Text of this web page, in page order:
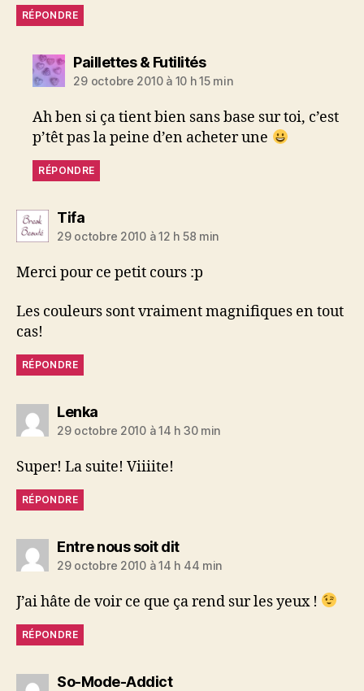
RÉPONDRE
Paillettes & Futilitésdit :
29 octobre 2010 à 10 h 15 min
Ah ben si ça tient bien sans base sur toi, c’est
p’têt pas la peine d’en acheter une
RÉPONDRE
Tifadit :
29 octobre 2010 à 12 h 58 min
Merci pour ce petit cours :p
Les couleurs sont vraiment magnifiques en tout
cas!
RÉPONDRE
Lenkadit :
29 octobre 2010 à 14 h 30 min
Super! La suite! Viiiite!
RÉPONDRE
Entre nous soit ditdit :
29 octobre 2010 à 14 h 44 min
J’ai hâte de voir ce que ça rend sur les yeux !
RÉPONDRE
So-Mode-Addictdit :